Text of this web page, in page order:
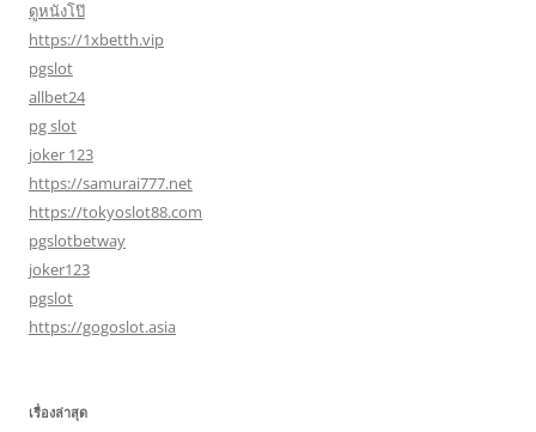
ดูหนังโป๊
https://1xbetth.vip
pgslot
allbet24
pg slot
joker 123
https://samurai777.net
https://tokyoslot88.com
pgslotbetway
joker123
pgslot
https://gogoslot.asia
เรื่องล่าสุด